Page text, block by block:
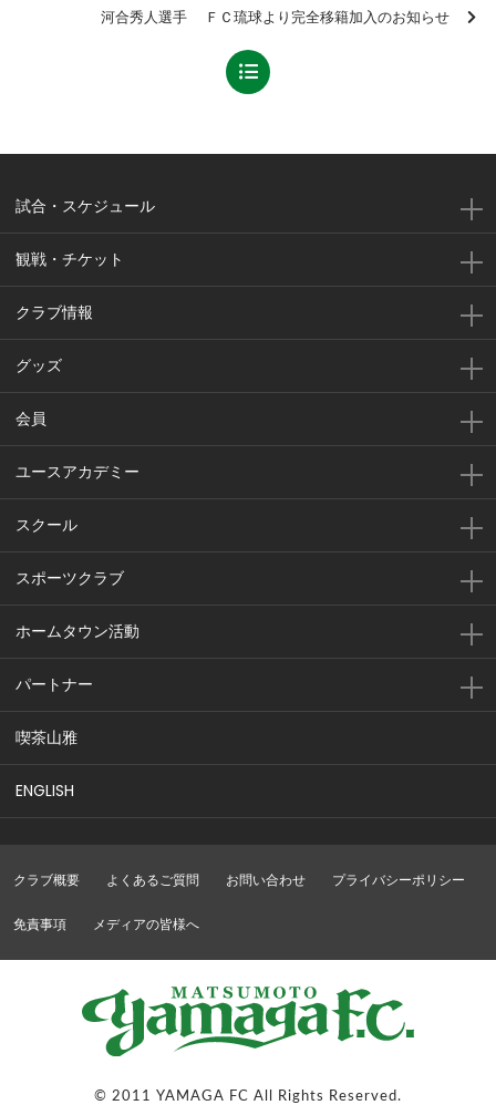
河合秀人選手 ＦＣ琉球より完全移籍加入のお知らせ
試合・スケジュール
観戦・チケット
クラブ情報
グッズ
会員
ユースアカデミー
スクール
スポーツクラブ
ホームタウン活動
パートナー
喫茶山雅
ENGLISH
クラブ概要 よくあるご質問 お問い合わせ プライバシーポリシー
免責事項 メディアの皆様へ
© 2011 YAMAGA FC All Rights Reserved.